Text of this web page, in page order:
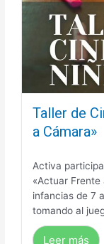
Taller de
a Cámara»
Activa
«Actuar Frente
infancias de 7
tomando al
Leer más